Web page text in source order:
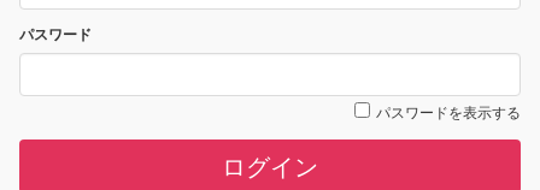
パスワード
パスワードを表示する
ログイン